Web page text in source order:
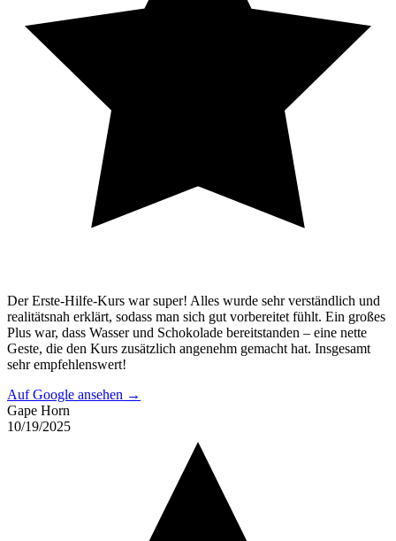
Der Erste-Hilfe-Kurs war super! Alles wurde sehr verständlich und
realitätsnah erklärt, sodass man sich gut vorbereitet fühlt. Ein großes
Plus war, dass Wasser und Schokolade bereitstanden – eine nette
Geste, die den Kurs zusätzlich angenehm gemacht hat. Insgesamt
sehr empfehlenswert!
Auf Google ansehen →
Gape Horn
10/19/2025